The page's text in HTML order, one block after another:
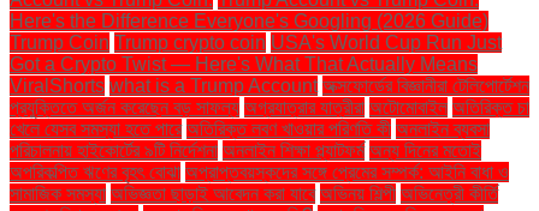
Here's the Difference Everyone's Googling (2026 Guide)
Trump Coin Trump crypto coin USA's World Cup Run Just
Got a Crypto Twist — Here's What That Actually Means
ViralShorts what is a Trump Account অক্সফোর্ডের বিজ্ঞানীরা টেলিপোর্টেশন
প্রযুক্তিতে অর্জন করেছেন বড় সাফল্য অগ্রযাত্রার যাত্রীরা অটোমোবাইল অতিরিক্ত চা
খেলে যেসব সমস্যা হতে পারে অতিরিক্ত লবণ খাওয়ার পরিণতি কী অনলাইন ব্যবসা
পরিচালনায় হাইকোর্টের ৯টি নির্দেশনা অনলাইন শিক্ষা প্ল্যাটফর্ম অন্য দিনের মতোই
অপরিকল্পিত ঋণের বৃহৎ বোঝা অপ্রাপ্তবয়স্কদের সঙ্গে প্রেমের সম্পর্ক: আইনি বাধা ও
সামাজিক সমস্যা অভিজ্ঞতা ছাড়াই আবেদন করা যাবে অভিনয় শিল্পী অভিনেত্রী কীর্তি